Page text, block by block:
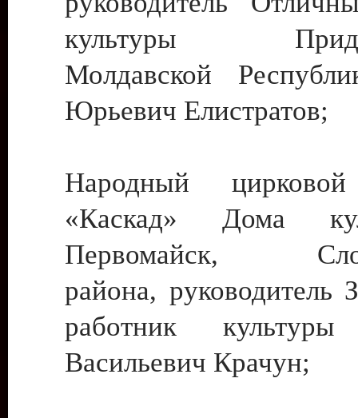
культуры
Молдавской
Юрьевич Елистратов;
Народный цирковой
«Каскад» Дома
Первомайск,
района, руководитель
работник культуры
Васильевич Крачун;